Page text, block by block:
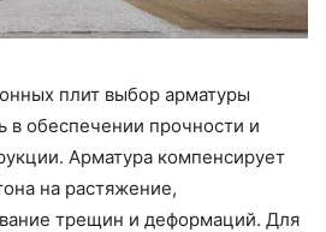
плит выбор арматуры
в обеспечении прочности и
Арматура компенсирует
на растяжение,
трещин и деформаций. Для